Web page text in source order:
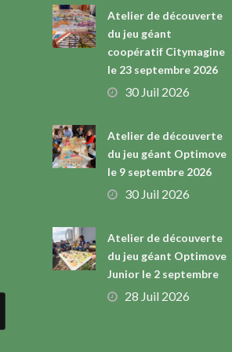
Atelier de découverte
du jeu géant
coopératif Citymagine
le 23 septembre 2026
30 Juil 2026
Atelier de découverte
du jeu géant Optimove
le 9 septembre 2026
30 Juil 2026
Atelier de découverte
du jeu géant Optimove
Junior le 2 septembre
28 Juil 2026